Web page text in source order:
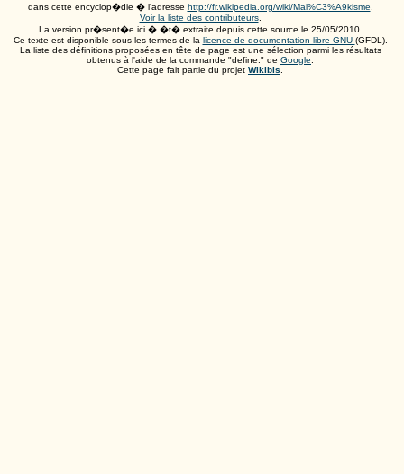
dans cette encyclop�die � l'adresse http://fr.wikipedia.org/wiki/Mal%C3%A9kisme
Voir la liste des contributeurs.
La version pr�sent�e ici � �t� extraite depuis cette source le 25/05/2010.
Ce texte est disponible sous les termes de la licence de documentation libre GNU (GFDL).
La liste des définitions proposées en tête de page est une sélection parmi les résultats
obtenus à l'aide de la commande "define:" de Google
Cette page fait partie du projet Wikibis